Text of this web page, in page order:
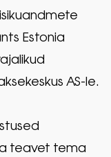
Estonia
AS-le.
teavet tema